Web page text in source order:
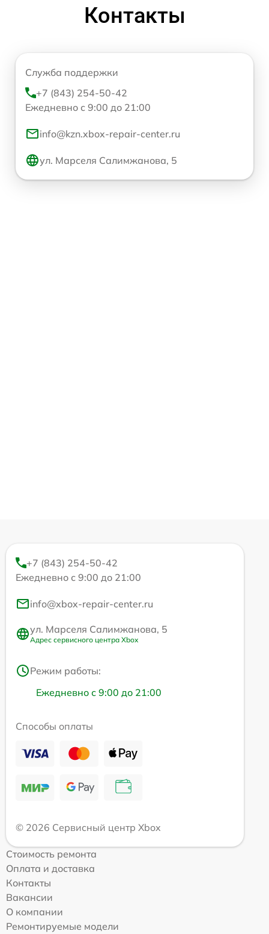
Контакты
Служба поддержки
+7 (843) 254-50-42
Ежедневно с 9:00 до 21:00
info@kzn.xbox-repair-center.ru
ул. Марселя Салимжанова, 5
+7 (843) 254-50-42
Ежедневно с 9:00 до 21:00
info@xbox-repair-center.ru
ул. Марселя Салимжанова, 5
Адрес сервисного центра Xbox
Режим работы:
Ежедневно с 9:00 до 21:00
Способы оплаты
© 2026 Сервисный центр Xbox
Стоимость ремонта
Оплата и доставка
Контакты
Вакансии
О компании
Ремонтируемые модели